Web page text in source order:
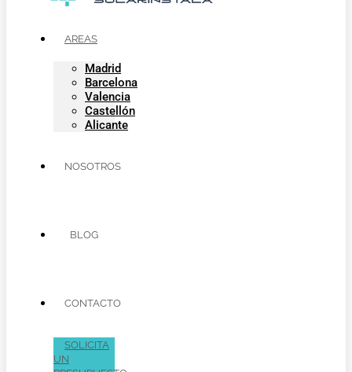
AREAS
Madrid
Barcelona
Valencia
Castellón
Alicante
NOSOTROS
BLOG
CONTACTO
SOLICITA
UN